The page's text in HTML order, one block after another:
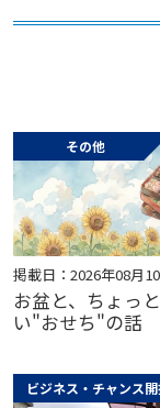
その他
掲載日：2026年08月
お盆と、ちょっ
い"おせち"の話
ビジネス・チャンス